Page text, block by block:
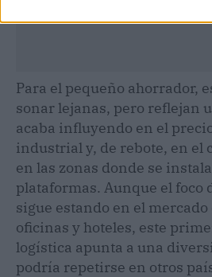
Para el pequeño ahorrador,
sonar lejanas, pero reflejan
acaba influyendo en el
industrial y, de rebote, en el
en las zonas donde se
plataformas. Aunque el foco
sigue estando en el
oficinas y hoteles, este
logística apunta a una
podría repetirse en otros